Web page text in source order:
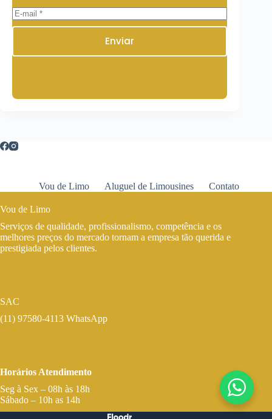
Enviar
Vou de Limo Aluguel de Limousines Contato
Vou de Limo
Serviços de qualidade, profissionalismo, competência e os
melhores preços do mercado tornam a empresa tão querida e
prestigiada pelos clientes.
SAC
(11) 97580-4113 WhatsApp
Horários Atendimento
Seg à Sex – 08h às 18h
Sábado – 10h as 14h